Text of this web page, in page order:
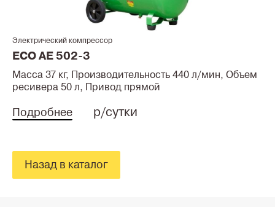
Электрический компрессор
ECO AE 502-3
Масса 37 кг, Производительность 440 л/мин, Объем
ресивера 50 л, Привод прямой
Подробнее р/сутки
Назад в каталог